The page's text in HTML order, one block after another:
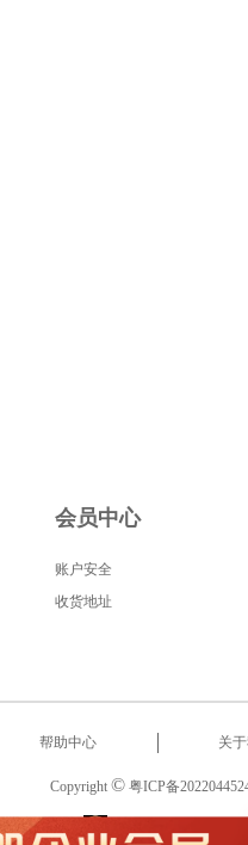
会员中心
账户安全
收货地址
帮助中心 关
Copyright © 粤ICP备
2022 东莞市启泰智